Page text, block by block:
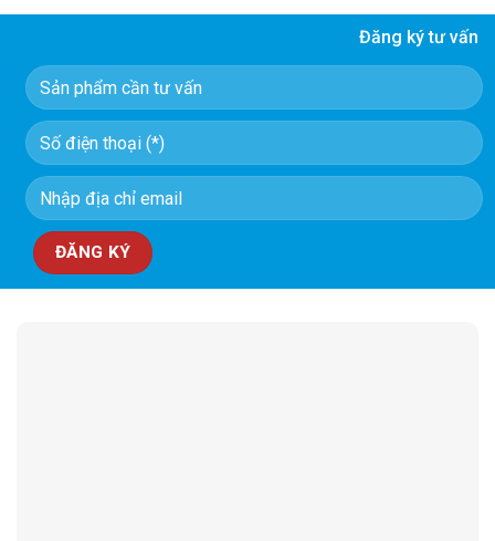
Đăng ký tư vấn